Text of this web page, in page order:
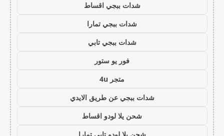
شدات ببجي اقساط
شدات ببجي تمارا
شدات ببجي تابي
فور يو ستور
متجر 4u
شدات ببجي عن طريق الايدي
شحن يلا لودو اقساط